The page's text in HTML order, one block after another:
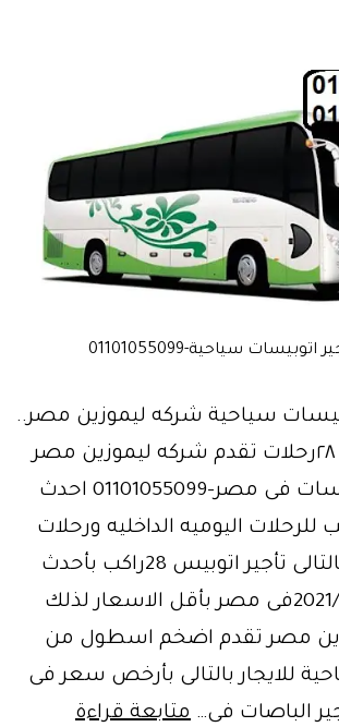
سياحية-01101055099
سياحية شركه ليموزين مصر..
تاجير اتوبيس ٢٨رحلات تقدم شركه ليموزين مصر
لتأجير الاتوبيسات فى مصر-01101055099 احدث
28راكب للرحلات اليوميه الداخليه ورحلات
اليوم الواحدبالتالى تأجير اتوبيس 28راكب بأحدث
موديل 2021/2020فى مصر بأقل الاسعار لذلك
مصر تقدم اضخم اسطول من
للايجار بالتالى بأرخص سعر فى
الباصات فى… متابعة قراءة